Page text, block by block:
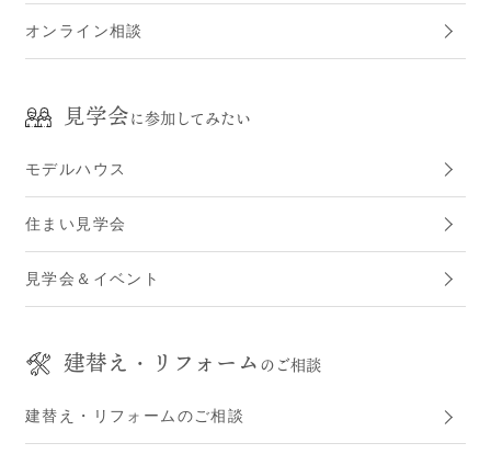
オンライン相談
見学会に参加してみたい
モデルハウス
住まい見学会
見学会＆イベント
建替え・リフォーム のご相談
建替え・リフォームのご相談